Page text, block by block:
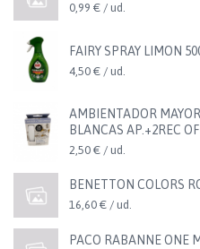
0,99 € / ud.
FAIRY SPRAY LIMON
4,50 € / ud.
AMBIENTADOR
BLANCAS AP.+2REC
2,50 € / ud.
BENETTON COLORS
16,60 € / ud.
PACO RABANNE ONE